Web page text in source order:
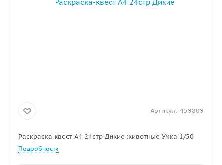
Артикул: 459809
Раскраска-квест А4 24стр Дикие животные Умка 1/50
Подробности